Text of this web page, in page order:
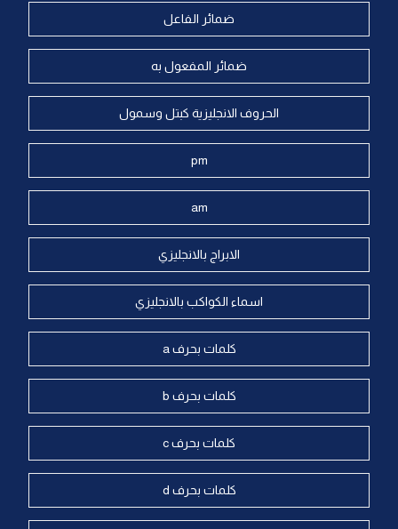
ضمائر الفاعل
ضمائر المفعول به
الحروف الانجليزية كبتل وسمول
pm
am
الابراج بالانجليزي
اسماء الكواكب بالانجليزي
كلمات بحرف a
كلمات بحرف b
كلمات بحرف c
كلمات بحرف d